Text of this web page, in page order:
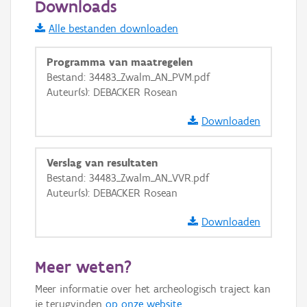
Informatie Vlaanderen
i
+ −
Basis Lagen
GRB-Basiskaart
GRB-Basiskaart in grijswaarden
Downloads
Alle bestanden downloaden
Programma van maatregelen
Bestand: 34483_Zwalm_AN_PVM.pdf
Auteur(s): DEBACKER Rosean
Downloaden
Verslag van resultaten
Bestand: 34483_Zwalm_AN_VVR.pdf
Auteur(s): DEBACKER Rosean
Downloaden
Meer weten?
Meer informatie over het archeologisch traject kan
je terugvinden op onze website